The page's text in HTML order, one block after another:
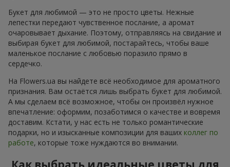
Букет для любимой — это не просто цветы. Нежные
лепестки передают чувственное послание, а аромат
очаровывает дыхание. Поэтому, отправляясь на свидание и
выбирая букет для любимой, постарайтесь, чтобы ваше
маленькое послание с любовью поразило прямо в
сердечко.
На Flowers.ua вы найдете всё необходимое для ароматного
признания. Вам остаётся лишь выбрать букет для любимой.
А мы сделаем всё возможное, чтобы он произвёл нужное
впечатление: оформим, позаботимся о качестве и вовремя
доставим. Кстати, у нас есть не только романтические
подарки, но и изысканные композиции для ваших коллег по
работе, которые тоже нуждаются во внимании.